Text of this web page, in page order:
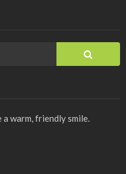
warm, friendly smile.